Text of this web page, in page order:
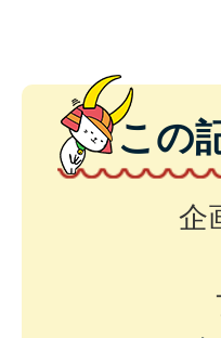
この
企